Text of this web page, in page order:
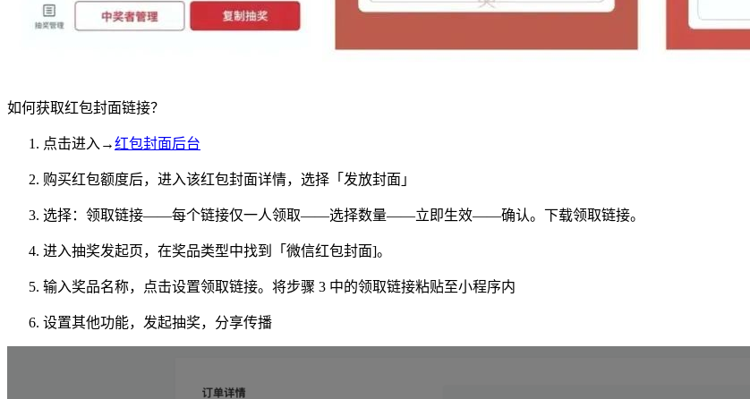
如何获取红包封面链接？
点击进入→红包封面后台
购买红包额度后，进入该红包封面详情，选择「发放封面」
选择：领取链接——每个链接仅一人领取——选择数量——立即生效——确认。下载领取链接。
进入抽奖发起页，在奖品类型中找到「微信红包封面]。
输入奖品名称，点击设置领取链接。将步骤 3 中的领取链接粘贴至小程序内
设置其他功能，发起抽奖，分享传播